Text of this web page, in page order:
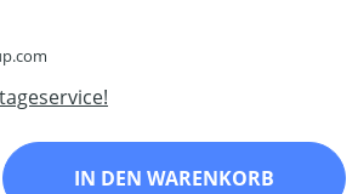
Gib den gewünschten
IN DEN WARENKORB